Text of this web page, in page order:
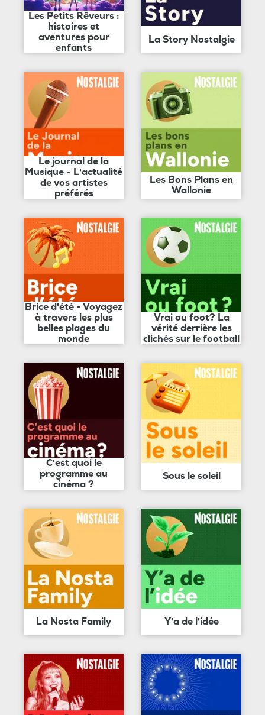
Les Petits Rêveurs :
histoires et
aventures pour
enfants
La Story Nostalgie
Le journal de la
Musique - L'actualité
de vos artistes
préférés
Les Bons Plans en
Wallonie
Brice d'été - Voyagez
à travers les plus
belles plages du
monde
Vrai ou foot? La
vérité derrière les
clichés sur le football
C'est quoi le
programme au
cinéma ?
Sous le soleil
La Nosta Family Y'a de l'idée